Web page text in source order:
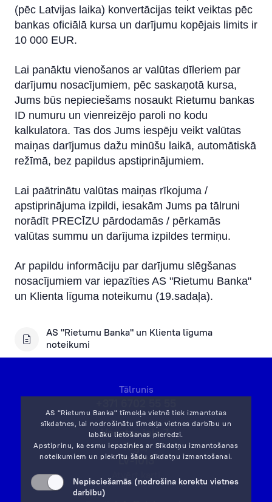
(pēc Latvijas laika) konvertācijas teikt veiktas pēc
bankas oficiālā kursa un darījumu kopējais limits ir
10 000 EUR.
Lai panāktu vienošanos ar valūtas dīleriem par
darījumu nosacījumiem, pēc saskaņotā kursa,
Jums būs nepieciešams nosaukt Rietumu bankas
ID numuru un vienreizējo paroli no kodu
kalkulatora. Tas dos Jums iespēju veikt valūtas
maiņas darījumus dažu minūšu laikā, automātiskā
režīmā, bez papildus apstiprinājumiem.
Lai paātrinātu valūtas maiņas rīkojuma /
apstiprinājuma izpildi, iesakām Jums pa tālruni
norādīt PRECĪZU pārdodamās / pērkamās
valūtas summu un darījuma izpildes termiņu.
Ar papildu informāciju par darījumu slēgšanas
nosacījumiem var iepazīties AS "Rietumu Banka"
un Klienta līguma noteikumu (19.sadaļa).
AS "Rietumu Banka" un Klienta līguma
noteikumi
AS "Rietumu Banka" tīmekļa vietnē tiek izmantotas
sīkdatnes, lai nodrošinātu tīmekļa vietnes darbību un
labāku lietošanas pieredzi.
Apstiprinu, ka esmu iepazinies ar Sīkdatņu izmantošanas
noteikumiem un piekrītu šādu sīkdatņu izmantošanai.
Nepieciešamās (nodrošina korektu vietnes
darbību)
Tālrunis
Vesetas iela 7,
Rīga,
LV-1013